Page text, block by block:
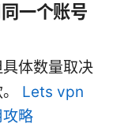
一个账号
体数量取决
Lets vpn
略